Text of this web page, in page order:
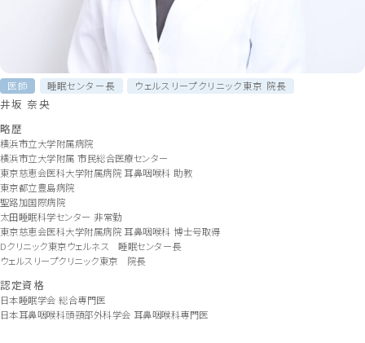
医師 睡眠センター長 ウェルスリープクリニック東京 院長
井坂 奈央
略歴
横浜市立大学附属病院
横浜市立大学附属 市民総合医療センター
東京慈恵会医科大学附属病院 耳鼻咽喉科 助教
東京都立豊島病院
聖路加国際病院
太田睡眠科学センター 非常勤
東京慈恵会医科大学附属病院 耳鼻咽喉科 博士号取得
Dクリニック東京ウェルネス 睡眠センター長
ウェルスリープクリニック東京 院長
認定資格
日本睡眠学会 総合専門医
日本耳鼻咽喉科頭頸部外科学会 耳鼻咽喉科専門医